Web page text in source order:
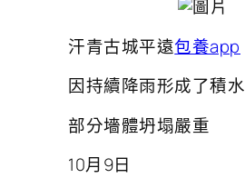
汗青古城平遠包養app
因持續降雨形成了積水
部分墻體坍塌嚴重
10月9日